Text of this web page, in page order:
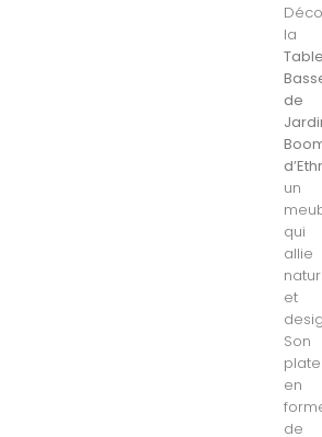
la
de
un
qui
allie
et
Son
en
de